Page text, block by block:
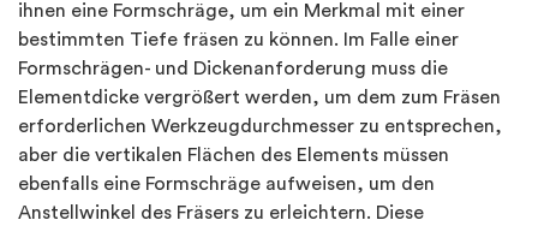
ihnen eine Formschräge, um ein Merkmal mit einer
bestimmten Tiefe fräsen zu können. Im Falle einer
Formschrägen- und Dickenanforderung muss die
Elementdicke vergrößert werden, um dem zum Fräsen
erforderlichen Werkzeugdurchmesser zu entsprechen,
aber die vertikalen Flächen des Elements müssen
ebenfalls eine Formschräge aufweisen, um den
Anstellwinkel des Fräsers zu erleichtern. Diese